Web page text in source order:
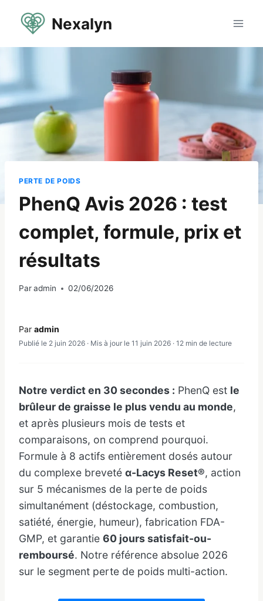
Nexalyn
PERTE DE POIDS
PhenQ Avis 2026 : test
complet, formule, prix et
résultats
Paradmin 02/06/2026
Par admin
Publié le 2 juin 2026 · Mis à jour le 11 juin 2026 · 12 min de lecture
Notre verdict en 30 secondes : PhenQ est le
brûleur de graisse le plus vendu au monde,
et après plusieurs mois de tests et
comparaisons, on comprend pourquoi.
Formule à 8 actifs entièrement dosés autour
du complexe breveté α-Lacys Reset®, action
sur 5 mécanismes de la perte de poids
simultanément (déstockage, combustion,
satiété, énergie, humeur), fabrication FDA-
GMP, et garantie 60 jours satisfait-ou-
remboursé. Notre référence absolue 2026
sur le segment perte de poids multi-action.